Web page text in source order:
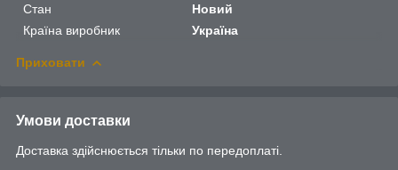
Стан
Новий
Країна виробник
Україна
Приховати
Умови доставки
Доставка здійснюється тільки по передоплаті.